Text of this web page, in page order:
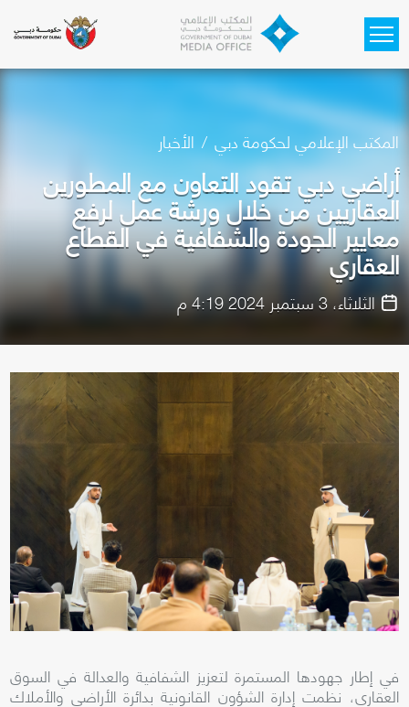
المكتب الإعلامي لحكومة دبي الأخبار
أراضي دبي تقود التعاون مع المطورين
العقاريين من خلال ورشة عمل لرفع
معايير الجودة والشفافية في القطاع
العقاري
الثلاثاء، 3 سبتمبر 2024 4:19 م
في إطار جهودها المستمرة لتعزيز الشفافية والعدالة في السوق
العقاري، نظمت إدارة الشؤون القانونية بدائرة الأراضي والأملاك